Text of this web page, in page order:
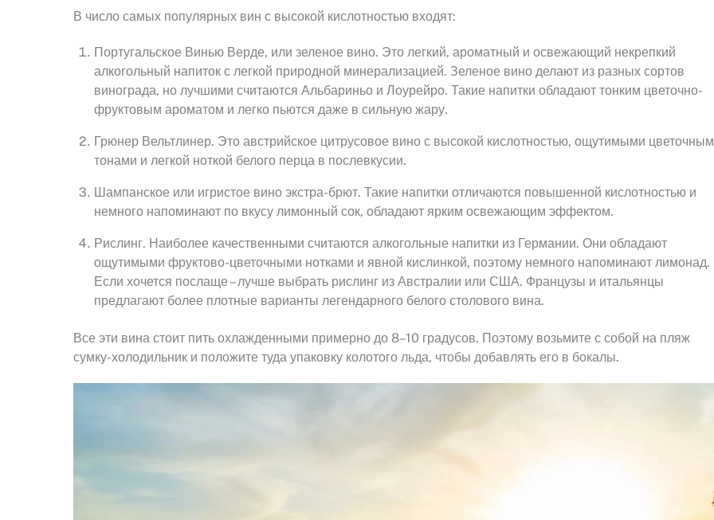
В число самых популярных вин с высокой кислотностью входят:
Португальское Винью Верде, или зеленое вино. Это легкий, ароматный и освежающий некрепкий
алкогольный напиток с легкой природной минерализацией. Зеленое вино делают из разных сортов
винограда, но лучшими считаются Альбариньо и Лоурейро. Такие напитки обладают тонким цветочно-
фруктовым ароматом и легко пьются даже в сильную жару.
Грюнер Вельтлинер. Это австрийское цитрусовое вино с высокой кислотностью, ощутимыми
тонами и легкой ноткой белого перца в послевкусии.
Шампанское или игристое вино экстра-брют. Такие напитки отличаются повышенной кислотностью и
немного напоминают по вкусу лимонный сок, обладают ярким освежающим эффектом.
Рислинг. Наиболее качественными считаются алкогольные напитки из Германии. Они обладают
ощутимыми фруктово-цветочными нотками и явной кислинкой, поэтому немного напоминают лимонад.
Если хочется послаще – лучше выбрать рислинг из Австралии или США. Французы и итальянцы
предлагают более плотные варианты легендарного белого столового вина.
Все эти вина стоит пить охлажденными примерно до 8–10 градусов. Поэтому возьмите с собой на пляж
сумку-холодильник и положите туда упаковку колотого льда, чтобы добавлять его в бокалы.